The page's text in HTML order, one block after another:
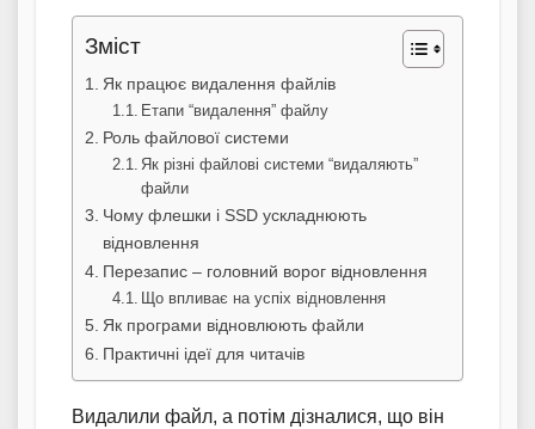
Зміст
Як працює видалення файлів
Етапи “видалення” файлу
Роль файлової системи
Як різні файлові системи “видаляють”
файли
Чому флешки і SSD ускладнюють
відновлення
Перезапис – головний ворог відновлення
Що впливає на успіх відновлення
Як програми відновлюють файли
Практичні ідеї для читачів
Видалили файл, а потім дізналися, що він